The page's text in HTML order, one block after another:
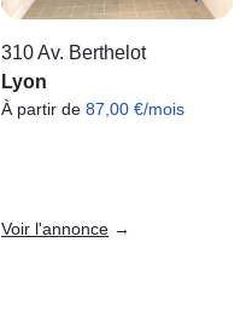
310 Av. Berthelot
Lyon
À partir de 87,00 €/mois
Voir l'annonce →